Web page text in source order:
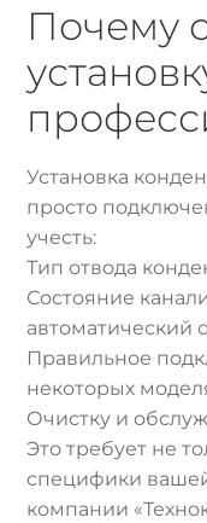
Почему
Установка
просто
учесть:
Тип отвода
Состояние
автоматический
Правильное
некоторых
Очистку и
Это требует не
специфики
компании